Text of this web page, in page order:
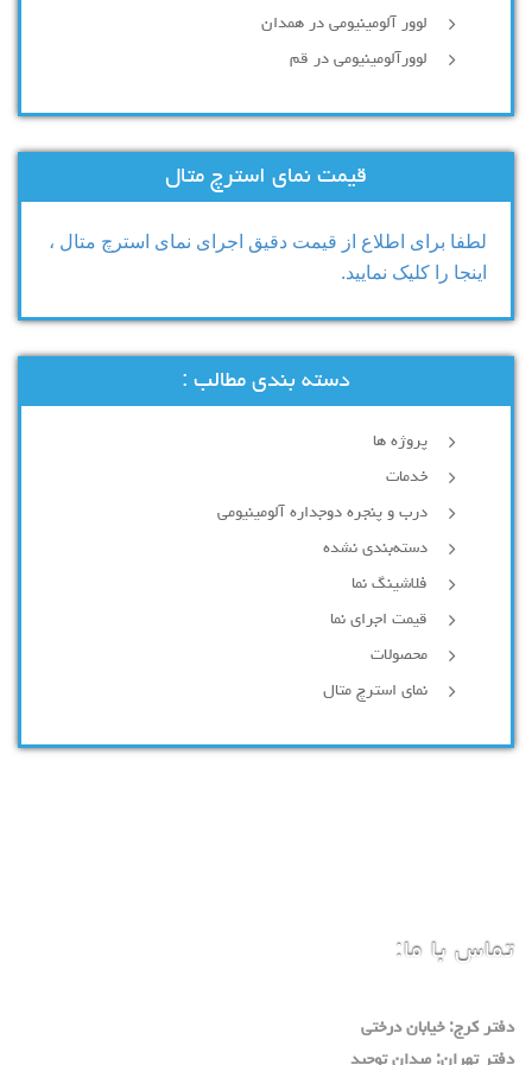
لوور آلومینیومی در همدان
لوورآلومینیومی در قم
قیمت نمای استرچ متال
لطفا برای اطلاع از قیمت دقیق اجرای نمای استرچ متال ،
اینجا را کلیک نمایید.
دسته بندی مطالب :
پروژه ها
خدمات
درب و پنجره دوجداره آلومینیومی
دسته‌بندی نشده
فلاشینگ نما
قیمت اجرای نما
محصولات
نمای استرچ متال
تماس با ما:
دفتر كرج: خيابان درختي
دفتر تهران: ميدان توحيد